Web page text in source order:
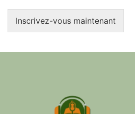
Inscrivez-vous maintenant